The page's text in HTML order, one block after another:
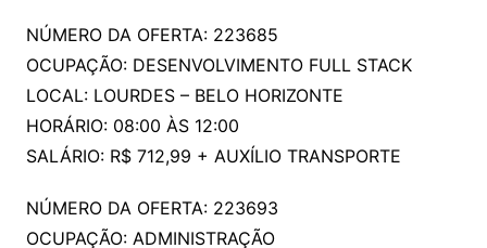
NÚMERO DA OFERTA: 223685
OCUPAÇÃO: DESENVOLVIMENTO FULL STACK
LOCAL: LOURDES – BELO HORIZONTE
HORÁRIO: 08:00 ÀS 12:00
SALÁRIO: R$ 712,99 + AUXÍLIO TRANSPORTE
NÚMERO DA OFERTA: 223693
OCUPAÇÃO: ADMINISTRAÇÃO